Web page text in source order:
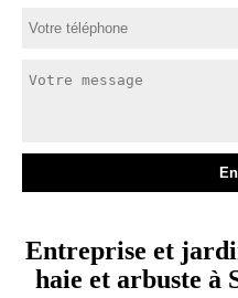
Entreprise et
haie et arbuste à